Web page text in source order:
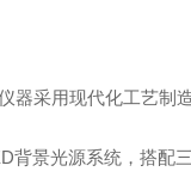
器采用现代化工艺制
背景光源系统，搭配